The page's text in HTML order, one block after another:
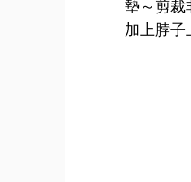
墊～剪裁
加上脖子